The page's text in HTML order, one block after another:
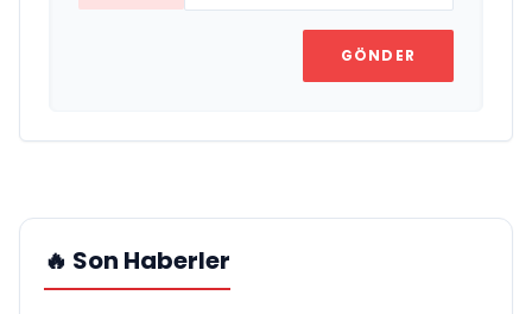
GÖNDER
🔥 Son Haberler